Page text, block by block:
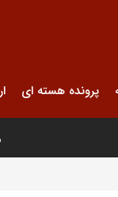
پرونده هسته ای